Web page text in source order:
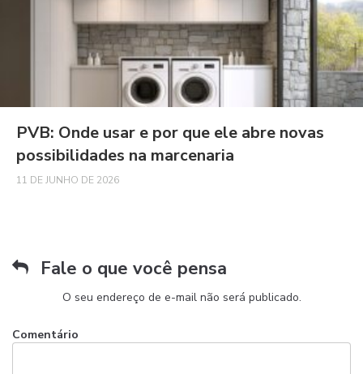
PVB: Onde usar e por que ele abre novas
possibilidades na marcenaria
11 DE JUNHO DE 2026
Fale o que você pensa
O seu endereço de e-mail não será publicado.
Comentário